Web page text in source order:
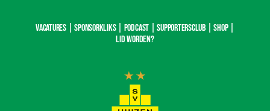
Vacatures | SponsorKliks | Podcast |Supportersclub|Shop|
Lid worden?